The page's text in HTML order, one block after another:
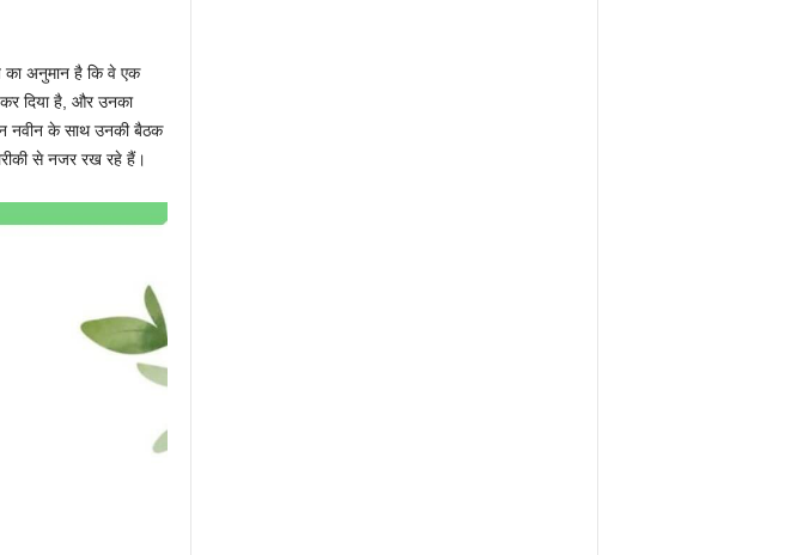
का अनुमान है कि वे एक
दिया है, और उनका
नवीन के साथ उनकी बैठक
से नजर रख रहे हैं।